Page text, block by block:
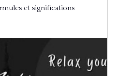
et significations